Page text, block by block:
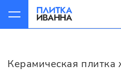
Керамическая плитка